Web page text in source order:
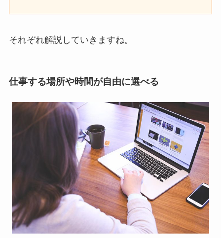
それぞれ解説していきますね。
仕事する場所や時間が自由に選べる